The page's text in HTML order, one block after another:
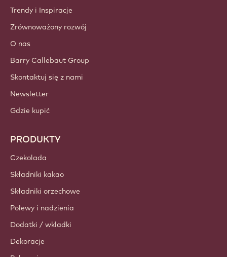
Trendy i Inspiracje
Zrównoważony rozwój
O nas
Barry Callebaut Group
Skontaktuj się z nami
Newsletter
Gdzie kupić
PRODUKTY
Czekolada
Składniki kakao
Składniki orzechowe
Polewy i nadzienia
Dodatki / wkladki
Dekoracje